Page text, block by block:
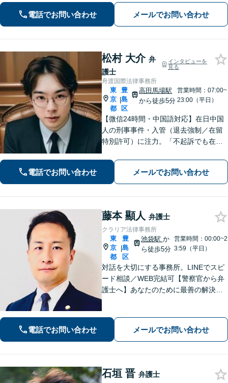
事事件を中心に「個人」の方からのご
相談・ご依頼を幅広くお受けしており
ます。お気軽にお問い合わせくださ
い。
電話でお問い合わせ メールでお問い合わせ
松村 大介 弁
護士
インタビューを
見る
舟渡国際法律事務所
東
京
都
|
豊
島
区
高田馬場駅
から徒歩5分
営業時間：07:00~
23:00（平日）
【微信24時間・中国語対応】在日中国
人の刑事事件・入管（退去強制／在留
特別許可）に注力。「不起訴でも在留
え、難関案件を最後まで闘う弁護士。
初回相談無料・全国対応。微信：mats
umura1119
電話でお問い合わせ メールでお問い合わせ
藤本 顯人 弁護士
クラリア法律事務所
東
京
都
|
豊
島
区
池袋駅 か
ら徒歩5分
営業時間：00:00~2
3:59（平日）
対話を大切にする事務所。LINEでスピ
ード相談／WEB完結可【警察官から弁
護士へ】あなたのために最善の解決を
民事から刑事事件まで幅広く支援【完
電話でお問い合わせ メールでお問い合わせ
石垣 晋 弁護士